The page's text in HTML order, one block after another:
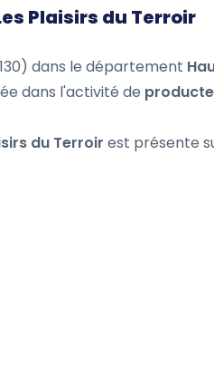
Plaisirs du Terroir
dans le département
dans l'activité de
du Terroir est présente